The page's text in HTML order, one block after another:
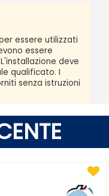
essere utilizzati
essere
deve
qualificato. I
senza istruzioni